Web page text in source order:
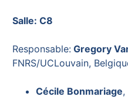
Salle: C8
Responsable: Gregory
FNRS/UCLouvain,
Cécile Bonmariage,